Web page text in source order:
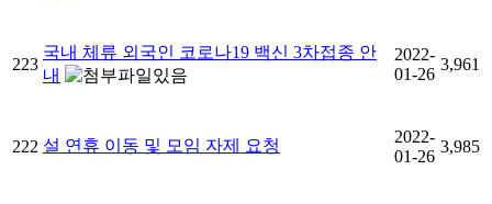
223
국내 체류 외국인 코로나19 백신 3차접종 안
내
2022-
01-26
3,961
222 설 연휴 이동 및 모임 자제 요청
2022-
01-26
3,985